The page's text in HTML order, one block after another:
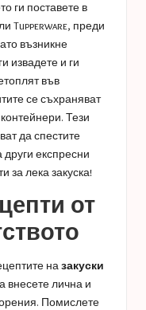
ги поставете в
Tupperware, преди
възникне
извадете и ги
във
се съхраняват
Тези
да спестите
други експресни
за лека закуска!
от
назакуски
внесете лична и
Помислете